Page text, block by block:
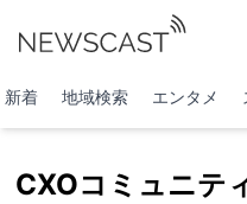
新着 地域検索 エンタメ
CXOコミュニテ